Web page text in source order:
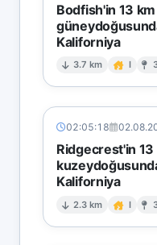
Bodfish'in 13 km
Kaliforniya
3.7 km I
02:05:18
Ridgecrest'in 13
Kaliforniya
2.3 km I